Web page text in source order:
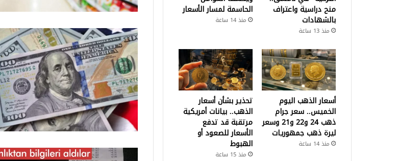
منح دراسية واعتراف
بالشهادات
منذ 13 ساعة
الحاسمة لمسار الأسعار
منذ 14 ساعة
أسعار الذهب اليوم
الخميس.. سعر جرام
ذهب 24 و22 و21 وسعر
ليرة ذهب جمهوريات
منذ 14 ساعة
تحذير بشأن أسعار
الذهب.. بيانات أمريكية
مرتقبة قد تدفع
الأسعار للصعود أو
الهبوط
منذ 15 ساعة